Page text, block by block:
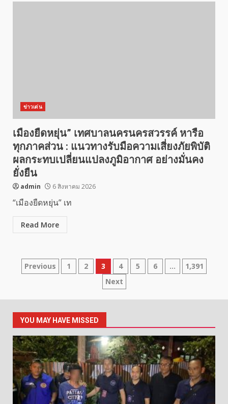
ข่าวเด่น
เมืองยืดหยุ่น” เทศบาลนครนครสวรรค์ หารือ
ทุกภาคส่วน : แนวทางรับมือความเสี่ยงภัยพิบัติ
ผลกระทบเปลี่ยนแปลงภูมิอากาศ อย่างมั่นคง
ยั่งยืน
admin 6 สิงหาคม 2026
“เมืองยืดหยุ่น” เท
Read More
Posts
Previous 1 2 3 4 5 6 …
1,391
Next
YOU MAY HAVE MISSED